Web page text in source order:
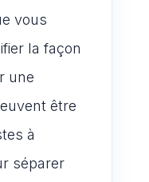
vous
la façon
une
être
à
séparer